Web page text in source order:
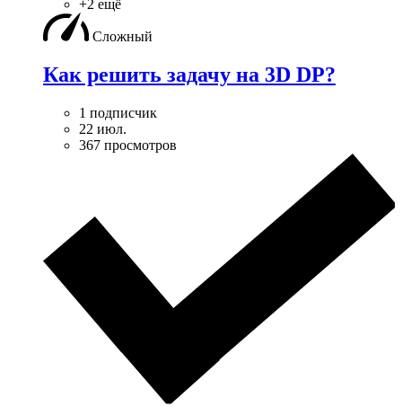
+2 ещё
Сложный
Как решить задачу на 3D DP?
1 подписчик
22 июл.
367 просмотров